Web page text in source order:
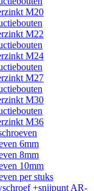
M20
M22
M24
M27
M30
M36
6mm
8mm
10mm
per stuks
+snijpunt AR-